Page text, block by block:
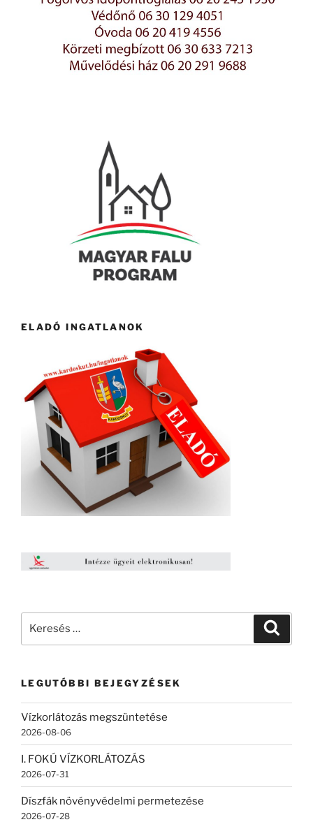
ELADÓ INGATLANOK
LEGUTÓBBI BEJEGYZÉSEK
Vízkorlátozás megszüntetése
2026-08-06
I. FOKÚ VÍZKORLÁTOZÁS
2026-07-31
Díszfák növényvédelmi permetezése
2026-07-28